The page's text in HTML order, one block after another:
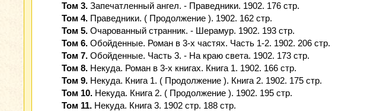
Том 3. Запечатленный ангел. - Праведники. 1902. 176 стр.
Том 4. Праведники. ( Продолжение ). 1902. 162 стр.
Том 5. Очарованный странник. - Шерамур. 1902. 193 стр.
Том 6. Обойденные. Роман в 3-х частях. Часть 1-2. 1902. 206 стр.
Том 7. Обойденные. Часть 3. - На краю света. 1902. 173 стр.
Том 8. Некуда. Роман в 3-х книгах. Книга 1. 1902. 166 стр.
Том 9. Некуда. Книга 1. ( Продолжение ). Книга 2. 1902. 175 стр.
Том 10. Некуда. Книга 2. ( Продолжение ). 1902. 195 стр.
Том 11. Некуда. Книга 3. 1902 стр. 188 стр.